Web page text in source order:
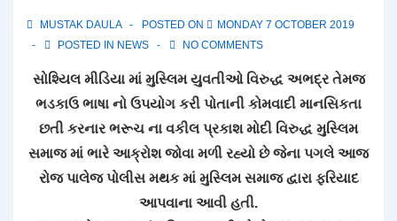
MUSTAK DAULA POSTED ON
MONDAY 7 OCTOBER 2019
POSTED IN NEWS NO COMMENTS
સોશ્યિલ મીડિયા માં મુસ્લિમ યુવતીઓ વિરુદ્ધ અભદ્ર તેમજ
ભડકાઉ ભાષા નો ઉપયોગ કરી પોતાની કોમવાદી માનસિકતા
છતી કરનાર ભરૂચ ના વકીલ પ્રકાશ મોદી વિરુદ્ધ મુસ્લિમ
સમાજ માં ભારે આક્રોશ જોવા મળી રહ્યો છે જેના પગલે આજ
રોજ પાલેજ પોલીસ મથક માં મુસ્લિમ સમાજ દ્વારા ફરિયાદ
આપવાના આવી હતી.